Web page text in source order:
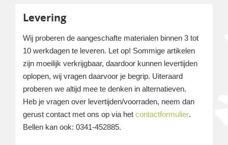
Levering
Wij proberen de aangeschafte materialen binnen 3 tot
10 werkdagen te leveren. Let op! Sommige artikelen
zijn moeilijk verkrijgbaar, daardoor kunnen levertijden
oplopen, wij vragen daarvoor je begrip. Uiteraard
proberen we altijd mee te denken in alternatieven.
Heb je vragen over levertijden/voorraden, neem dan
gerust contact met ons op via het contactformulier.
Bellen kan ook: 0341-452885.